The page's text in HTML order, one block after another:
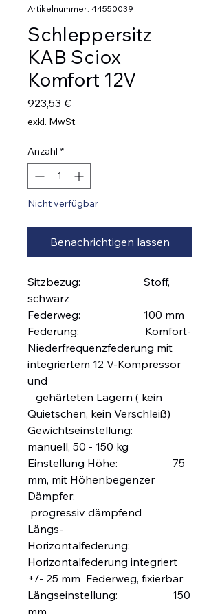
Artikelnummer: 44550039
Schleppersitz
KAB Sciox
Komfort 12V
923,53 €Preis
exkl. MwSt.
Anzahl *
Nicht verfügbar
Benachrichtigen lassen
Sitzbezug: Stoff,
schwarz
Federweg: 100 mm
Federung: Komfort-
Niederfrequenzfederung mit
integriertem 12 V-Kompressor
und
gehärteten Lagern ( kein
Quietschen, kein Verschleiß)
Gewichtseinstellung:
manuell, 50 - 150 kg
Einstellung Höhe: 75
mm, mit Höhenbegenzer
Dämpfer:
progressiv dämpfend
Längs-
Horizontalfederung:
Horizontalfederung integriert
+/- 25 mm Federweg, fixierbar
Längseinstellung: 150
mm